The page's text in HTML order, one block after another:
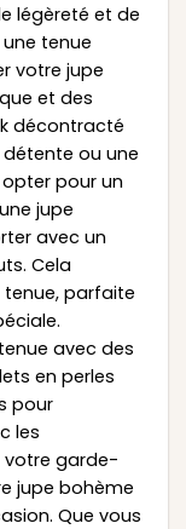
légèreté et de
tenue
votre jupe
et des
décontracté
ou une
pour un
jupe
avec un
Cela
parfaite
avec des
en perles
pour
les
votre garde-
jupe bohème
Que vous